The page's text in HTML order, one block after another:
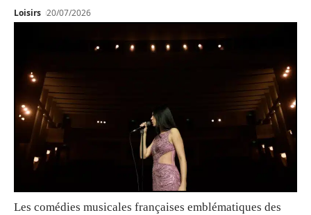
Loisirs 20/07/2026
Les comédies musicales françaises emblématiques des